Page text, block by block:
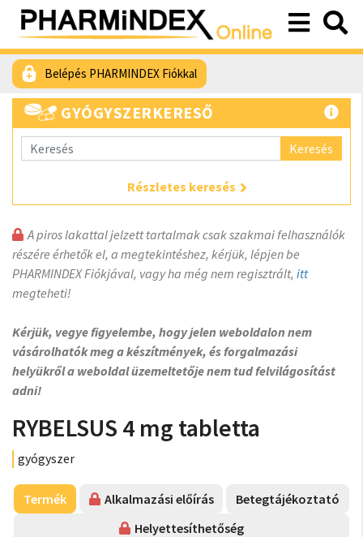
Belépés PHARMINDEX Fiókkal
GYÓGYSZERKERESŐ
Keresés
Részletes keresés
A piros lakattal jelzett tartalmak csak szakmai felhasználók
részére érhetők el, a megtekintéshez, kérjük, lépjen be
PHARMINDEX Fiókjával, vagy ha még nem regisztrált, itt
megteheti!
Kérjük, vegye figyelembe, hogy jelen weboldalon nem
vásárolhatók meg a készítmények, és forgalmazási
helyükről a weboldal üzemeltetője nem tud felvilágosítást
adni!
RYBELSUS 4 mg tabletta
gyógyszer
Termék Alkalmazási előírás
Betegtájékoztató
Helyettesíthetőség